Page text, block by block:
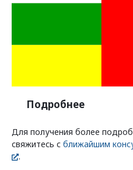
Программы
Подробнее
Для получения более
свяжитесь с ближайшим
.